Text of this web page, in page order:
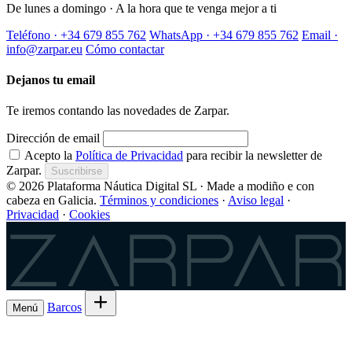
De lunes a domingo · A la hora que te venga mejor a ti
Teléfono · +34 679 855 762 WhatsApp · +34 679 855 762 Email ·
info@zarpar.eu Cómo contactar
Dejanos tu email
Te iremos contando las novedades de Zarpar.
Dirección de email
Acepto la Política de Privacidad para recibir la newsletter de
Zarpar.
Suscribirse
© 2026 Plataforma Náutica Digital SL · Made a modiño e con
cabeza en Galicia. Términos y condiciones · Aviso legal ·
Privacidad · Cookies
Zarpar
Menú Barcos